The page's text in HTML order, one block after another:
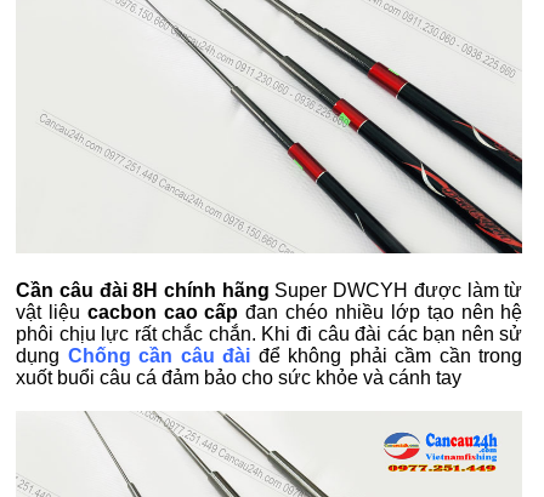
Cần câu đài 8H chính hãng Super DWCYH được làm từ
vật liệu cacbon cao cấpđan chéo nhiều lớp tạo nên hệ
phôi chịu lực rất chắc chắn. Khi đi câu đài các bạn nên sử
dụng Chống cần câu đài để không phải cầm cần trong
xuốt buổi câu cá đảm bảo cho sức khỏe và cánh tay